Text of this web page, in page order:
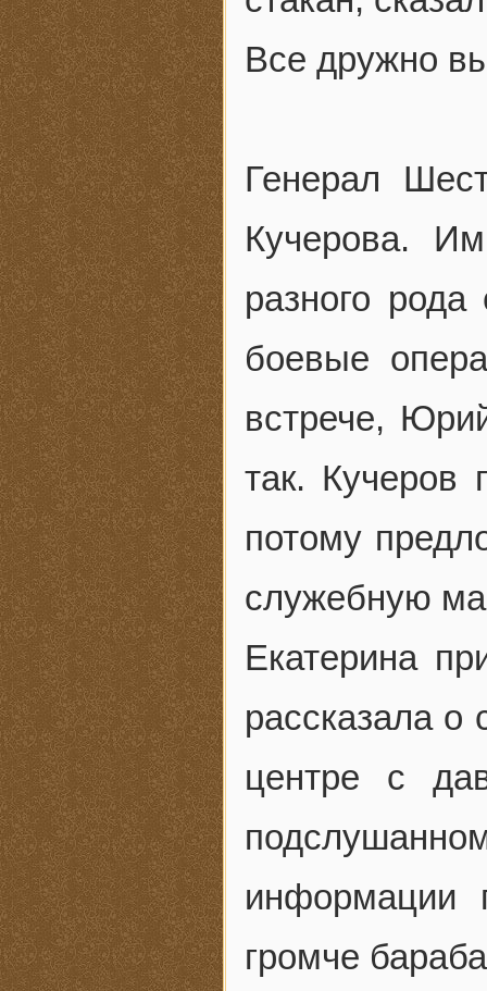
Все дружно
Генерал
Кучерова.
разного
боевые
встрече,
так. Кучеров
потому
служебную
Екатерина
рассказала о
центре с
информации
громче